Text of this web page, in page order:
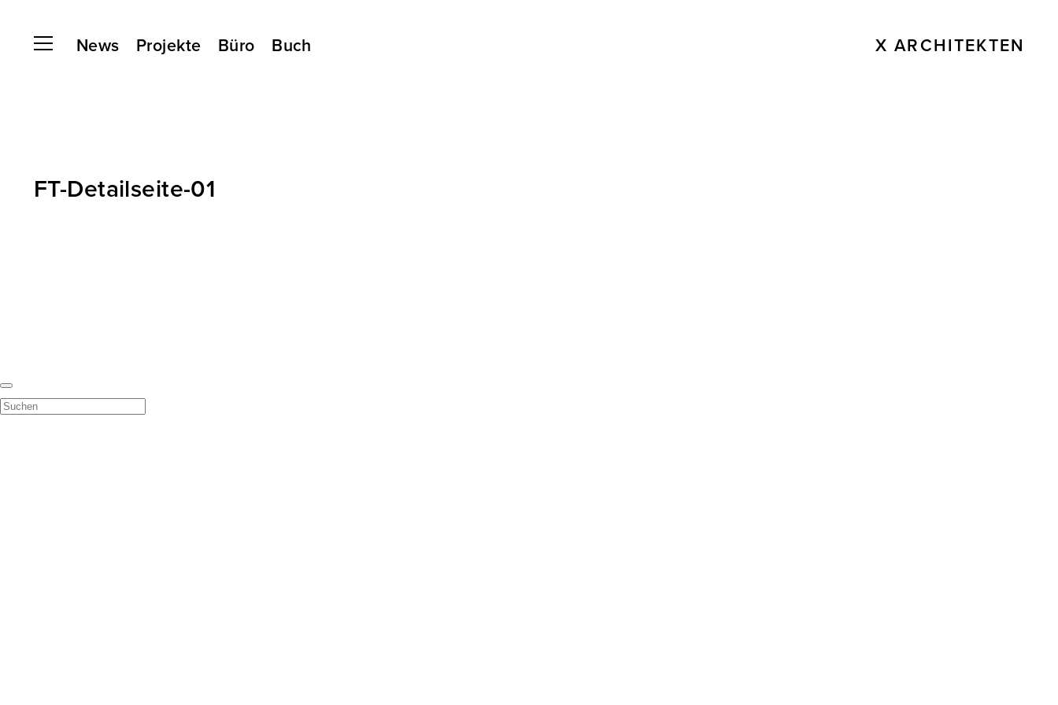
News Projekte Büro Buch X ARCHITEKTEN
FT-Detailseite-01